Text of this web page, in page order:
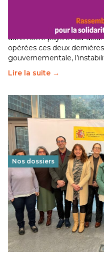
Le secteur humanitaire
dans notre pays et au-
opérées ces deux
gouvernementale,
Lire la suite →
Nos dossiers
Éducation au vivre-
franco-espagnol pour
29 juin 2026-National
Cette année, l'UNSA
soutenu par l'union
au vivre-ensemble :